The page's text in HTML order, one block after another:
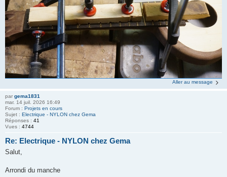
Aller au message
par gema1831
mar. 14 juil. 2026 16:49
Forum : Projets en cours
Sujet : Electrique - NYLON chez Gema
Réponses : 41
Vues : 4744
Re: Electrique - NYLON chez Gema
Salut,
Arrondi du manche